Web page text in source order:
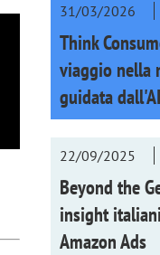
31/03/2026
Think
viaggio nella
guidata dall'AI
22/09/2025
Beyond the
insight
Amazon Ads